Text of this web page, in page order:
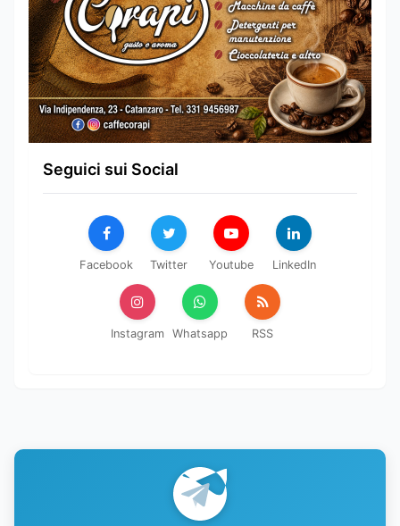
Seguici sui Social
Facebook Twitter Youtube LinkedIn
Instagram Whatsapp RSS